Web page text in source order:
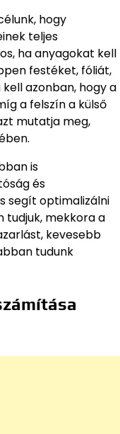
hogy
teljes
ha anyagokat kell
festéket, fóliát,
azonban, hogy a
a felszín a külső
mutatja meg,
is
és
segít optimalizálni
tudjuk, mekkora a
kevesebb
tudunk